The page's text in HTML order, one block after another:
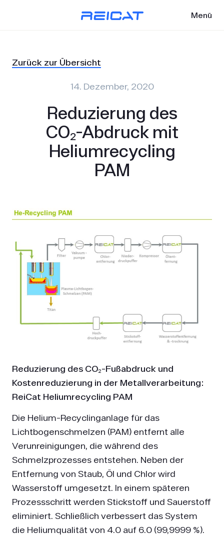
Menü
Zurück zur Übersicht
14. Dezember, 2020
Reduzierung des
CO₂-Abdruck mit
Heliumrecycling
PAM
Reduzierung des CO₂-Fußabdruck und
Kostenreduzierung in der Metallverarbeitung:
ReiCat Heliumrecycling PAM
Die Helium-Recyclinganlage für das
Lichtbogenschmelzen (PAM) entfernt alle
Verunreinigungen, die während des
Schmelzprozesses entstehen. Neben der
Entfernung von Staub, Öl und Chlor wird
Wasserstoff umgesetzt. In einem späteren
Prozessschritt werden Stickstoff und Sauerstoff
eliminiert. Schließlich verbessert das System
die Heliumqualität von 4.0 auf 6.0 (99,9999 %).